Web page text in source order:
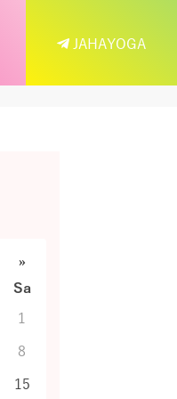
JAHAYOGA
»
Sa
1
8
15